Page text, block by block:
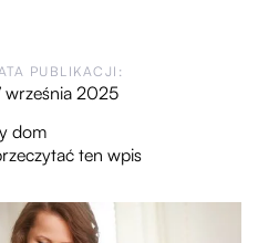
PUBLIKACJI:
września 2025
dom
ten wpis